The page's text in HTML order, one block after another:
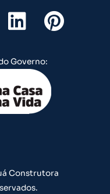
L
i
n
k
e
d
P
i
t
Governo:
Construtora